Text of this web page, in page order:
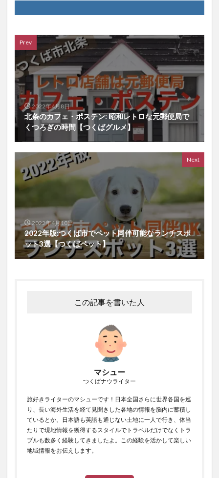
Prev
2022年4月8日
北条のカフェ・ポステン: 昭和レトロな元郵便局で
くつろぎの時間【つくばグルメ】
Next
2022年4月10日
2022年版:つくば市でペット同伴可能なランチスポ
ット3選【つくばペット】
この記事を書いた人
マシュー
つくばナウライター
旅好きライターのマシューです！日本全国さらに世界各国を巡
り、長い海外生活を経て見聞きした各地の情報を脳内に蓄積し
ているとか。日本語も英語も通じない土地に一人で行き、体当
たりで現地情報を獲得するスタイルでトラベルだけでなくトラ
ブルも数多く経験してきましたよ。この経験を活かして楽しい
地域情報をお伝えします。